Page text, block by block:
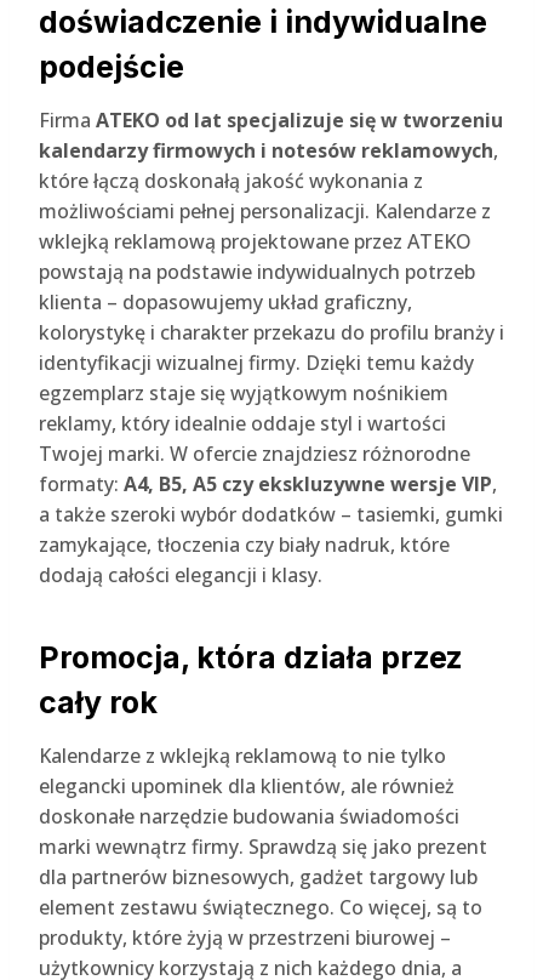
doświadczenie i indywidualne
podejście
Firma ATEKO od lat specjalizuje się w tworzeniu
kalendarzy firmowych i notesów reklamowych,
które łączą doskonałą jakość wykonania z
możliwościami pełnej personalizacji. Kalendarze z
wklejką reklamową projektowane przez ATEKO
powstają na podstawie indywidualnych potrzeb
klienta – dopasowujemy układ graficzny,
kolorystykę i charakter przekazu do profilu branży i
identyfikacji wizualnej firmy. Dzięki temu każdy
egzemplarz staje się wyjątkowym nośnikiem
reklamy, który idealnie oddaje styl i wartości
Twojej marki. W ofercie znajdziesz różnorodne
formaty: A4, B5, A5 czy ekskluzywne wersje VIP,
a także szeroki wybór dodatków – tasiemki, gumki
zamykające, tłoczenia czy biały nadruk, które
dodają całości elegancji i klasy.
Promocja, która działa przez
cały rok
Kalendarze z wklejką reklamową to nie tylko
elegancki upominek dla klientów, ale również
doskonałe narzędzie budowania świadomości
marki wewnątrz firmy. Sprawdzą się jako prezent
dla partnerów biznesowych, gadżet targowy lub
element zestawu świątecznego. Co więcej, są to
produkty, które żyją w przestrzeni biurowej –
użytkownicy korzystają z nich każdego dnia, a